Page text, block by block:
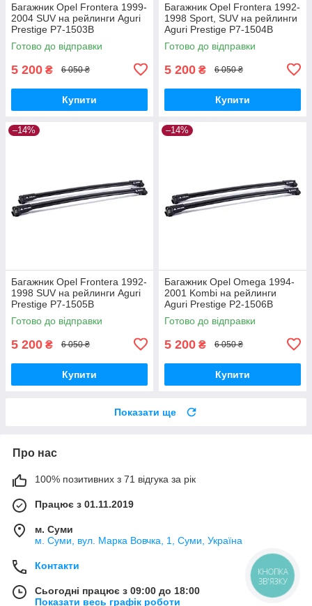
Багажник Opel Frontera 1999-
2004 SUV на рейлинги Aguri
Prestige P7-1503B
Готово до відправки
5 200 ₴ 6 050 ₴
Купити
Багажник Opel Frontera 1992-
1998 Sport, SUV на рейлинги
Aguri Prestige P7-1504B
Готово до відправки
5 200 ₴ 6 050 ₴
Купити
–14%
Багажник Opel Frontera 1992-
1998 SUV на рейлинги Aguri
Prestige P7-1505B
Готово до відправки
5 200 ₴ 6 050 ₴
Купити
–14%
Багажник Opel Omega 1994-
2001 Kombi на рейлинги
Aguri Prestige P2-1506B
Готово до відправки
5 200 ₴ 6 050 ₴
Купити
Показати ще
Про нас
100% позитивних з 71 відгука за рік
Працює з 01.11.2019
м. Суми
м. Суми, вул. Марка Вовчка, 1, Суми, Україна
Контакти
Сьогодні працює з 09:00 до 18:00
Показати весь графік роботи
КНОПКА
ЗВ'ЯЗКУ